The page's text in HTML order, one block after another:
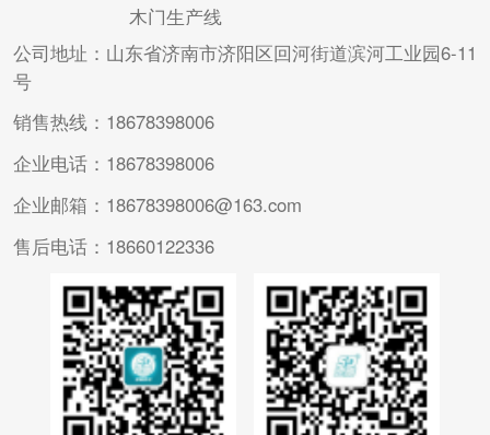
木门生产线
公司地址：山东省济南市济阳区回河街道滨河工业园6-11
号
销售热线：18678398006
企业电话：18678398006
企业邮箱：18678398006@163.com
售后电话：18660122336